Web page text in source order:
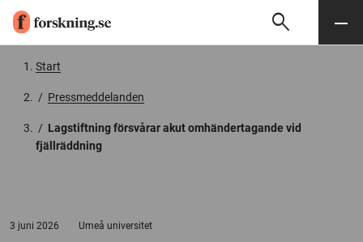
Söksearch Meny
Start
/ Pressmeddelanden
/ Lagstiftning försvårar akut omhändertagande vid
fjällräddning
3 juni 2026 Umeå universitet